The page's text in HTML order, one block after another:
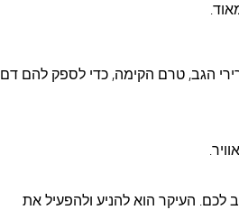
הגב, טרם הקימה, כדי לספק להם דם
לכם. העיקר הוא להניע ולהפעיל את